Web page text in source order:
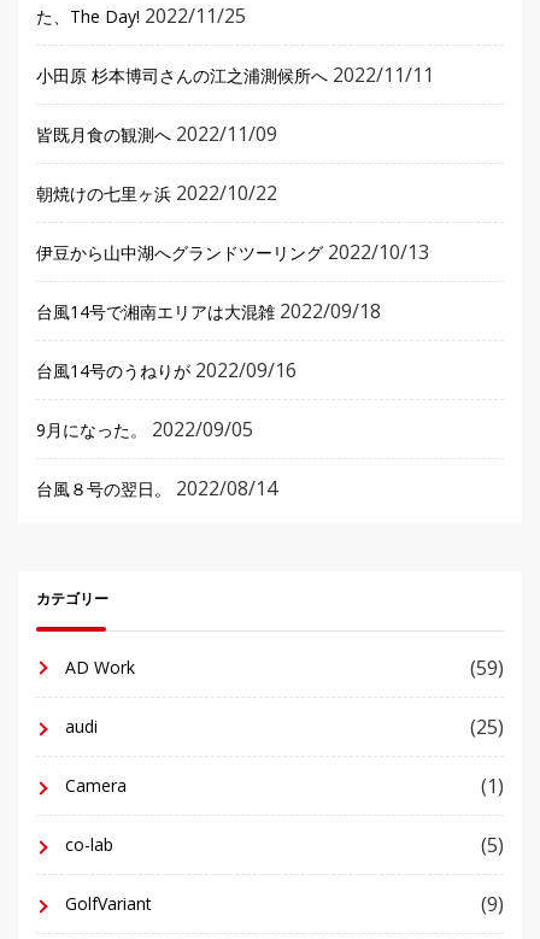
た、The Day! 2022/11/25
小田原 杉本博司さんの江之浦測候所へ 2022/11/11
皆既月食の観測へ 2022/11/09
朝焼けの七里ヶ浜 2022/10/22
伊豆から山中湖へグランドツーリング 2022/10/13
台風14号で湘南エリアは大混雑 2022/09/18
台風14号のうねりが 2022/09/16
9月になった。 2022/09/05
台風８号の翌日。 2022/08/14
カテゴリー
AD Work (59)
audi (25)
Camera (1)
co-lab (5)
GolfVariant (9)